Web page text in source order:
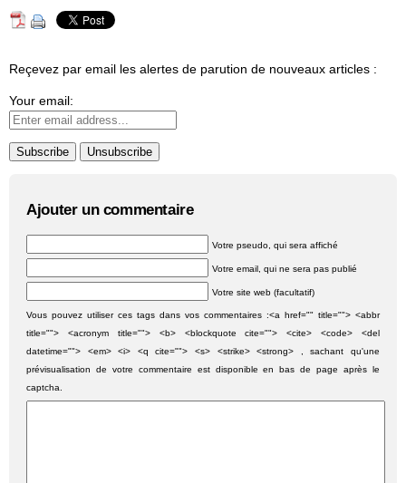
Reçevez par email les alertes de parution de nouveaux articles :
Your email:
Ajouter un commentaire
Votre pseudo, qui sera affiché
Votre email, qui ne sera pas publié
Votre site web (facultatif)
Vous pouvez utiliser ces tags dans vos commentaires :<a href="" title=""> <abbr
title=""> <acronym title=""> <b> <blockquote cite=""> <cite> <code> <del
datetime=""> <em> <i> <q cite=""> <s> <strike> <strong> , sachant qu'une
prévisualisation de votre commentaire est disponible en bas de page après le
captcha.